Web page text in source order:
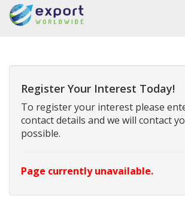
Register Your Interest Today!
To register your interest please
contact details and we will contact
possible.
Page currently unavailable.